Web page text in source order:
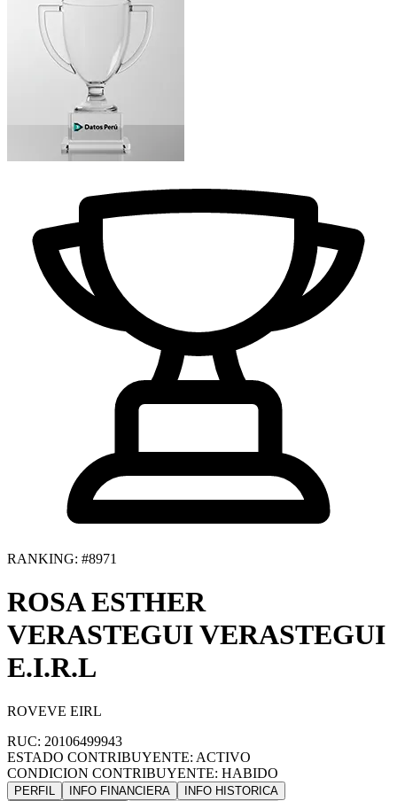
RANKING: #8971
ROSA ESTHER
VERASTEGUI VERASTEGUI
E.I.R.L
ROVEVE EIRL
RUC: 20106499943
ESTADO CONTRIBUYENTE: ACTIVO
CONDICION CONTRIBUYENTE: HABIDO
PERFIL INFO FINANCIERA
INFO HISTORICA